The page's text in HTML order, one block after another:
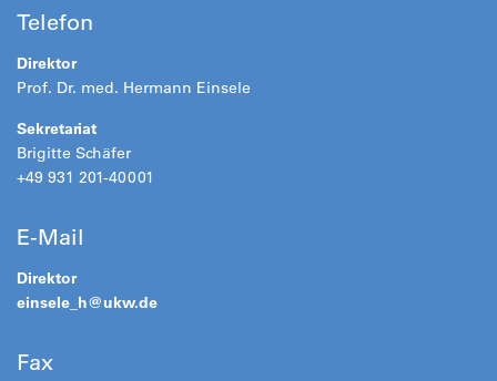
Telefon
Direktor
Prof. Dr. med. Hermann Einsele
Sekretariat
Brigitte Schäfer
+49 931 201-40001
E-Mail
Direktor
einsele_h@ukw.de
Fax